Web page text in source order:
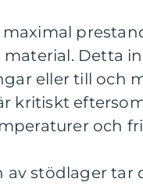
Detta
eller till och
kritiskt
och
stödlager tar